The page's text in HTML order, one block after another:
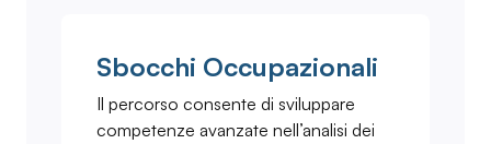
Sbocchi Occupazionali
Il percorso consente di sviluppare
competenze avanzate nell’analisi dei